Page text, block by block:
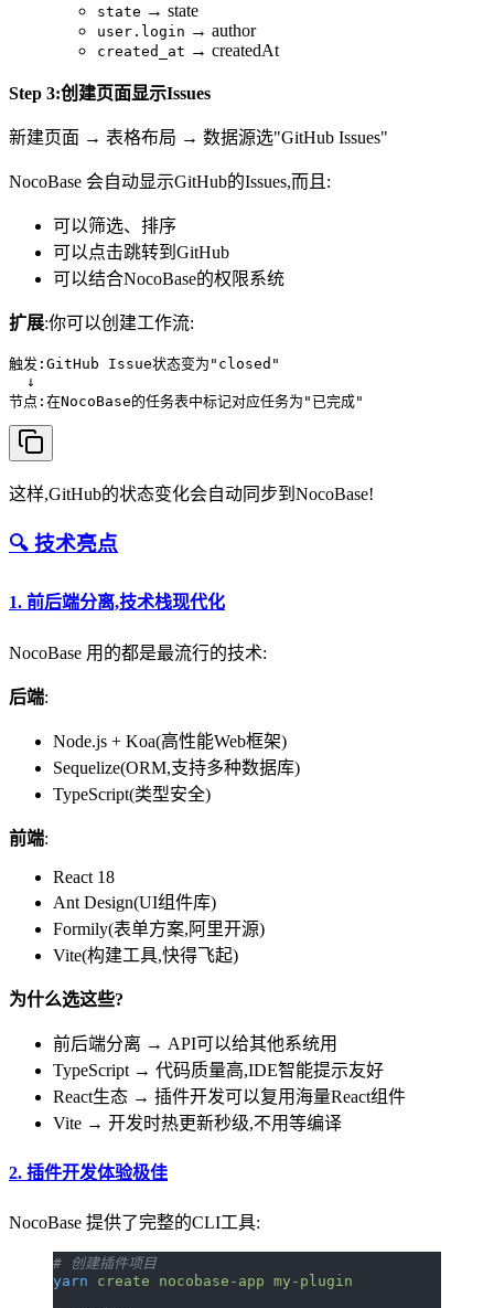
state → state
user.login → author
created_at → createdAt
Step 3:创建页面显示Issues
新建页面 → 表格布局 → 数据源选"GitHub Issues"
NocoBase 会自动显示GitHub的Issues,而且:
可以筛选、排序
可以点击跳转到GitHub
可以结合NocoBase的权限系统
扩展:你可以创建工作流:
触发:GitHub Issue状态变为"closed"
  ↓
这样,GitHub的状态变化会自动同步到NocoBase!
🔍 技术亮点
1. 前后端分离,技术栈现代化
NocoBase 用的都是最流行的技术:
后端:
Node.js + Koa(高性能Web框架)
Sequelize(ORM,支持多种数据库)
TypeScript(类型安全)
前端:
React 18
Ant Design(UI组件库)
Formily(表单方案,阿里开源)
Vite(构建工具,快得飞起)
为什么选这些?
前后端分离 → API可以给其他系统用
TypeScript → 代码质量高,IDE智能提示友好
React生态 → 插件开发可以复用海量React组件
Vite → 开发时热更新秒级,不用等编译
2. 插件开发体验极佳
NocoBase 提供了完整的CLI工具:
# 创建插件项目
yarn create nocobase-app my-plugin